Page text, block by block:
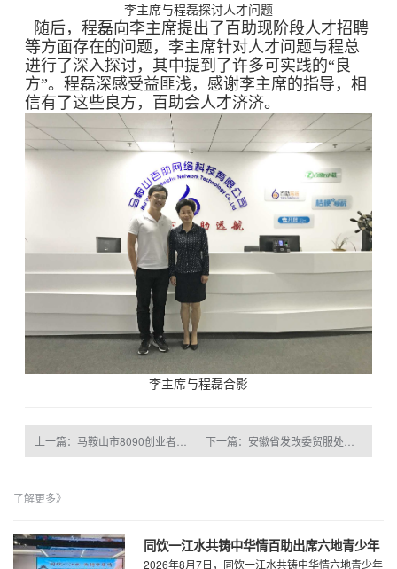
李主席与程磊探讨人才问题
随后，程磊向李主席提出了百助现阶段人才招聘
等方面存在的问题，李主席针对人才问题与程总
进行了深入探讨，其中提到了许多可实践的“良
方”。程磊深感受益匪浅，感谢李主席的指导，相
信有了这些良方，百助会人才济济。
李主席与程磊合影
了解更多》
同饮一江水共铸中华情百助出席六地青少年
2026年8月7日，同饮一江水共铸中华情六地青少年